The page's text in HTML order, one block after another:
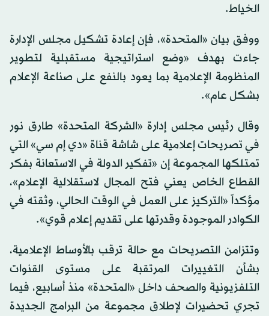
الخياط.
ووفق بيان «المتحدة»، فإن إعادة تشكيل مجلس الإدارة
جاءت بهدف «وضع استراتيجية مستقبلية لتطوير
المنظومة الإعلامية بما يعود بالنفع على صناعة الإعلام
بشكل عام».
وقال رئيس مجلس إدارة «الشركة المتحدة» طارق نور
في تصريحات إعلامية على شاشة قناة «دي إم سي» التي
تمتلكها المجموعة إن «تفكير الدولة في الاستعانة بفكر
القطاع الخاص يعني فتح المجال لاستقلالية الإعلام»،
مؤكداً «التركيز على العمل في الوقت الحالي، وثقته في
الكوادر الموجودة وقدرتها على تقديم إعلام قوي».
وتتزامن التصريحات مع حالة ترقب بالأوساط الإعلامية،
بشأن التغييرات المرتقبة على مستوى القنوات
التلفزيونية والصحف داخل «المتحدة» منذ أسابيع، فيما
تجري تحضيرات لإطلاق مجموعة من البرامج الجديدة